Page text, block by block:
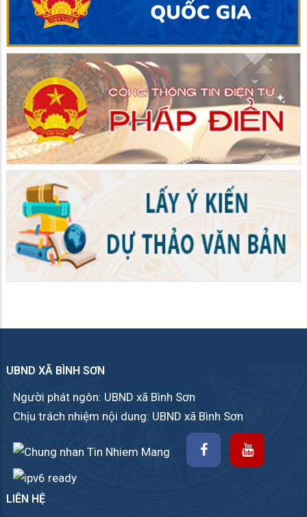
UBND XÃ BÌNH SƠN
Người phát ngôn: UBND xã Bình Sơn
Chịu trách nhiệm nội dung: UBND xã Bình Sơn
LIÊN HỆ